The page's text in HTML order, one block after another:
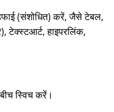
(संशोधित)करें,जैसे टेबल,
),टेक्स्टआर्ट,हाइपरलिंक,
स्विच करें।